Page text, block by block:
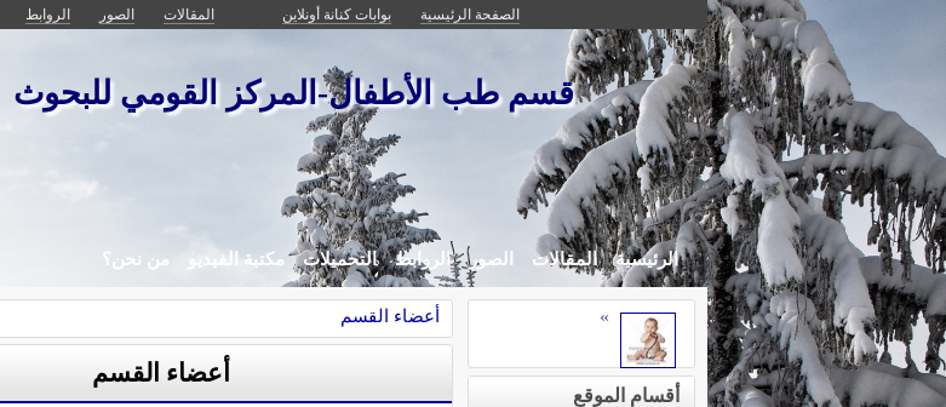
الصفحة الرئيسية بوابات كنانة أونلاين المقالات الصور الروابط
قسم طب الأطفال-المركز القومي للبحوث
الرئيسية المقالات الصور الروابط التحميلات مكتبة الفيديو من نحن؟
أعضاء القسم
أعضاء القسم
»
أقسام الموقع